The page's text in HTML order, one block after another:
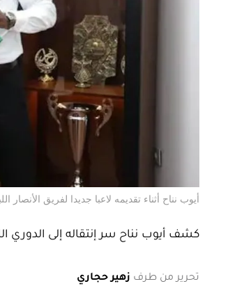
أيوب نناح أثناء تقديمه لاعبا جديدا لفريق الأنصار
كشف أيوب نناح سر إنتقاله إلى الدوري
تحرير من طرف زهير حجاري